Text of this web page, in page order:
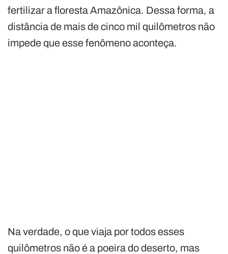
fertilizar a floresta Amazônica. Dessa forma, a
distância de mais de cinco mil quilômetros não
impede que esse fenômeno aconteça.
Na verdade, o que viaja por todos esses
quilômetros não é a poeira do deserto, mas